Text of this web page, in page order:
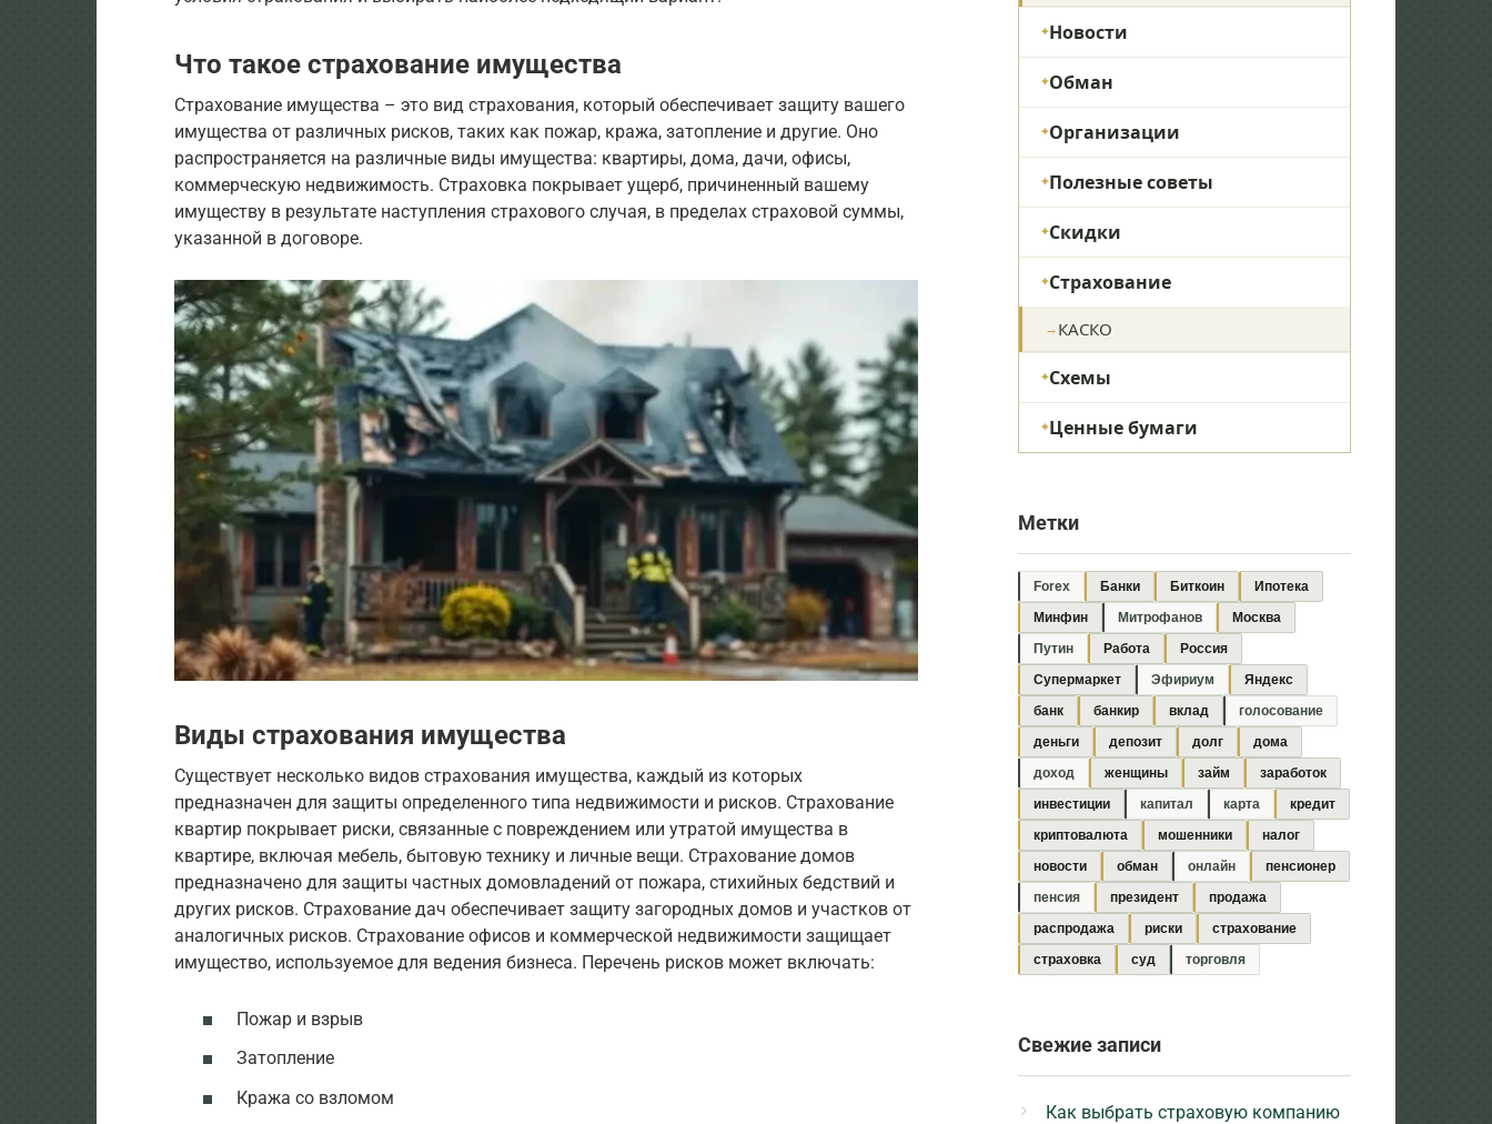
Что такое страхование имущества
Страхование имущества – это вид страхования, который обеспечивает защиту вашего
имущества от различных рисков, таких как пожар, кража, затопление и другие. Оно
распространяется на различные виды имущества: квартиры, дома, дачи, офисы,
коммерческую недвижимость. Страховка покрывает ущерб, причиненный вашему
имуществу в результате наступления страхового случая, в пределах страховой суммы,
указанной в договоре.
Виды страхования имущества
Существует несколько видов страхования имущества, каждый из которых
предназначен для защиты определенного типа недвижимости и рисков. Страхование
квартир покрывает риски, связанные с повреждением или утратой имущества в
квартире, включая мебель, бытовую технику и личные вещи. Страхование домов
предназначено для защиты частных домовладений от пожара, стихийных бедствий и
других рисков. Страхование дач обеспечивает защиту загородных домов и участков от
аналогичных рисков. Страхование офисов и коммерческой недвижимости защищает
имущество, используемое для ведения бизнеса. Перечень рисков может включать:
Пожар и взрыв
Затопление
Кража со взломом
Новости
Обман
Организации
Полезные советы
Скидки
Страхование
КАСКО
Схемы
Ценные бумаги
Метки
Forex Банки Биткоин
Ипотека
Минфин
Митрофанов
Москва
Путин
Работа
Россия
Супермаркет
Эфириум
Яндекс
банк
банкир вклад
голосование
деньги
депозит долг
дома
доход
женщины займ
заработок
инвестиции
капитал карта
кредит
криптовалюта
мошенники
налог
новости
обман онлайн
пенсионер
пенсия
президент
продажа
распродажа
риски
страхование
страховка
суд торговля
Свежие записи
Как выбрать страховую компанию